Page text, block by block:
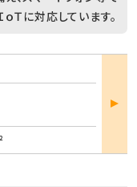
Ｔに対応しています。
部屋
詳細